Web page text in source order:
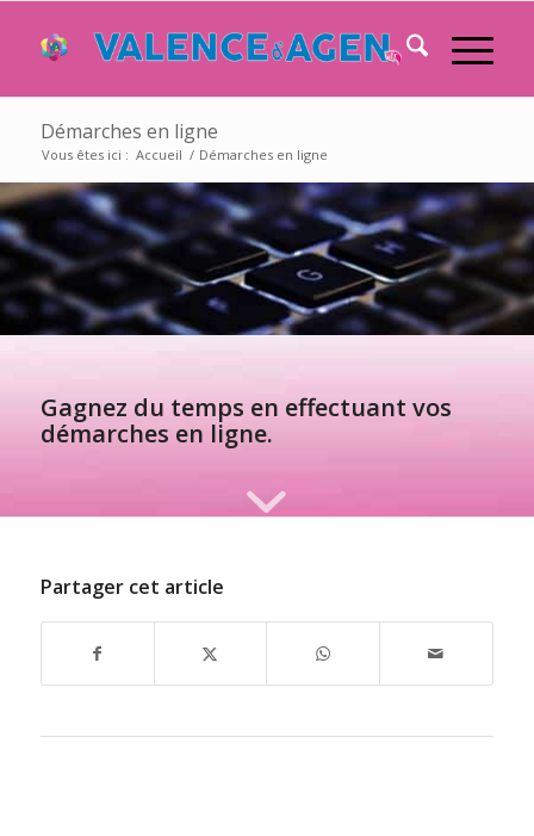
Démarches en ligne
Vous êtes ici : Accueil / Démarches en ligne
Gagnez du temps en effectuant vos
démarches en ligne.
Partager cet article